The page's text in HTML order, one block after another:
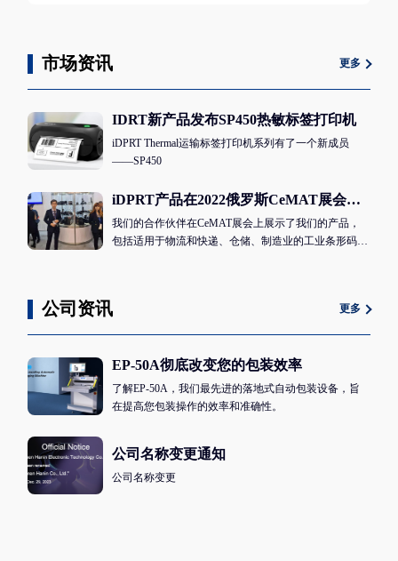
市场资讯 更多
IDRT新产品发布SP450热敏标签打印机
iDPRT Thermal运输标签打印机系列有了一个新成员
——SP450
iDPRT产品在2022俄罗斯CeMAT展会上展出
我们的合作伙伴在CeMAT展会上展示了我们的产品，
包括适用于物流和快递、仓储、制造业的工业条形码打
公司资讯 更多
EP-50A彻底改变您的包装效率
了解EP-50A，我们最先进的落地式自动包装设备，旨
在提高您包装操作的效率和准确性。
公司名称变更通知
公司名称变更